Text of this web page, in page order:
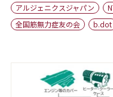
会社概要
アルジェニクスジャパン
全国筋無力症友の会
b.dot